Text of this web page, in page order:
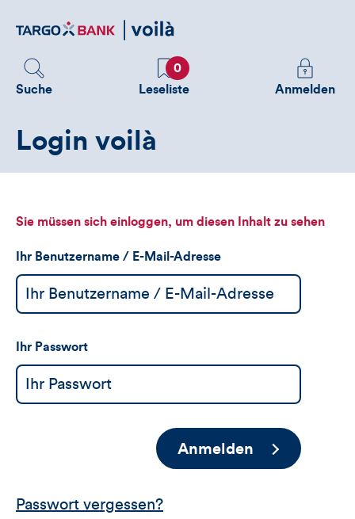
zum
Suche
Favoriten
0
Leseliste
Melden
Sie
sehen
Anmelden
Login voilà
Sie müssen sich einloggen, um diesen Inhalt zu sehen
Ihr Benutzername / E-Mail-Adresse
Ihr Passwort
Anmelden
Passwort vergessen?